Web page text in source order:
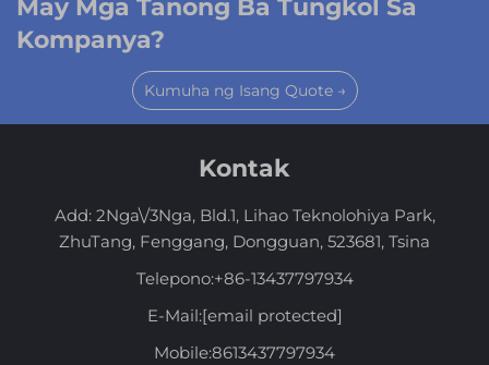
May Mga Tanong Ba Tungkol Sa
Kompanya?
Kumuha ng Isang Quote →
Kontak
Add: 2Nga\/3Nga, Bld.1, Lihao Teknolohiya Park,
ZhuTang, Fenggang, Dongguan, 523681, Tsina
Telepono:+86-13437797934
E-Mail:[email protected]
Mobile:8613437797934